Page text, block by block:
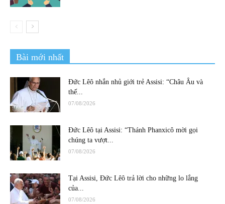
Bài mới nhất
Đức Lêô nhắn nhủ giới trẻ Assisi: “Châu Âu và
thế...
07/08/2026
Đức Lêô tại Assisi: “Thánh Phanxicô mời gọi
chúng ta vượt...
07/08/2026
Tại Assisi, Đức Lêô trả lời cho những lo lắng
của...
07/08/2026